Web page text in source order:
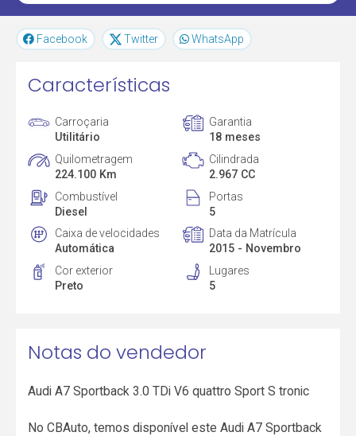
Facebook Twitter WhatsApp
Características
Carroçaria
Utilitário
Garantia
18 meses
Quilometragem
224.100 Km
Cilindrada
2.967 CC
Combustível
Diesel
Portas
5
Caixa de velocidades
Automática
Data da Matrícula
2015 - Novembro
Cor exterior
Preto
Lugares
5
Notas do vendedor
Audi A7 Sportback 3.0 TDi V6 quattro Sport S tronic
No CBAuto, temos disponível este Audi A7 Sportback